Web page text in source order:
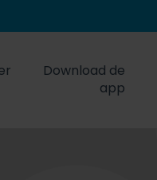
voor vertalingen
Download de
app